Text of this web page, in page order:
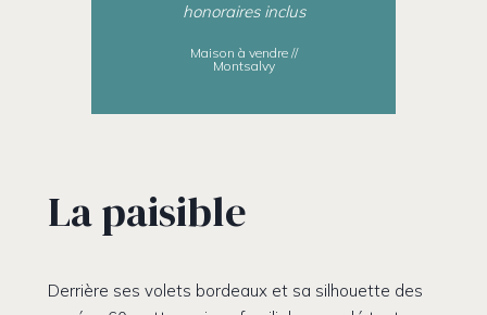
honoraires inclus
Maison à vendre //
Montsalvy
La paisible
Derrière ses volets bordeaux et sa silhouette des